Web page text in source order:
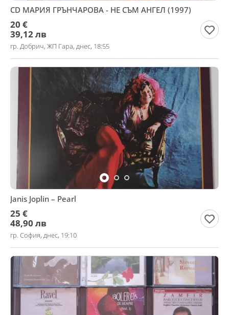
CD МАРИЯ ГРЪНЧАРОВА - НЕ СЪМ АНГЕЛ (1997)
20 €
39,12 лв
гр. Добрич, ЖП Гара, днес, 18:55
Janis Joplin ‎– Pearl
25 €
48,90 лв
гр. София, днес, 19:10